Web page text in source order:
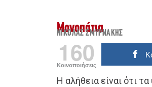
Μονοπάτια
ΝΙΚΌΛΑΣ ΣΜΥΡΝΆΚΗΣ
160
Κοινοποιήσεις
Η αλήθεια είναι ότι